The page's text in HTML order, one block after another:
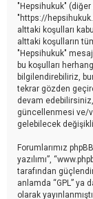
"Hepsihukuk" (diğer
"https://
alttaki koşulları
alttaki koşulların
"Hepsihukuk"
bu koşulları
bilgilendirebiliriz,
tekrar gözden
devam edebilirsiniz,
güncellenmesi ve/
gelebilecek
Forumlarımız
yazılımı”,
tarafından
anlamda “GPL” ya
olarak